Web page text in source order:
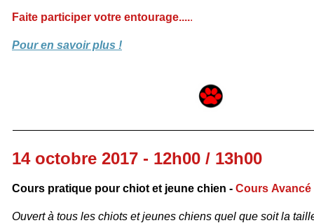
Faite participer votre entourage.....
Pour en savoir plus !
14 octobre 2017 - 12h00 / 13h00
Cours pratique pour chiot et jeune chien - Cours Avancé
Ouvert à tous les chiots et jeunes chiens quel que soit la